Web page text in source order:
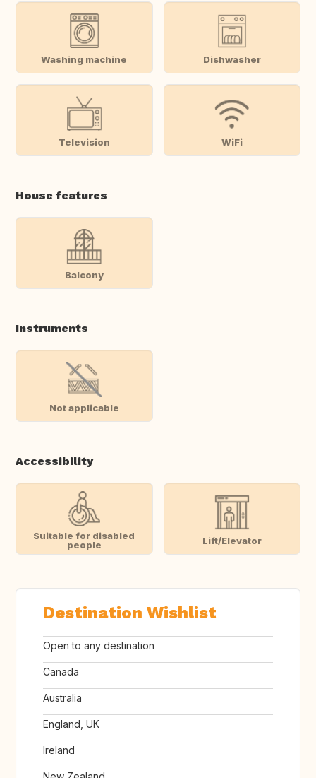
Washing machine Dishwasher
Television WiFi
House features
Balcony
Instruments
Not applicable
Accessibility
Suitable for disabled
people
Lift/Elevator
Destination Wishlist
Open to any destination
Canada
Australia
England, UK
Ireland